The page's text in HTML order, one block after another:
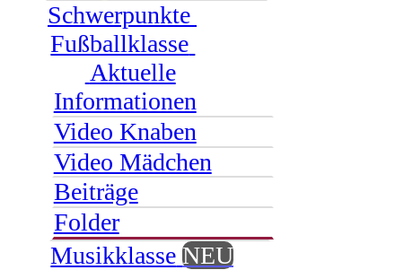
Schwerpunkte
Fußballklasse
Aktuelle
Informationen
Video Knaben
Video Mädchen
Beiträge
Folder
Musikklasse NEU